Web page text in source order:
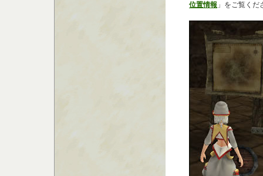
位置情報 」をご覧くだ